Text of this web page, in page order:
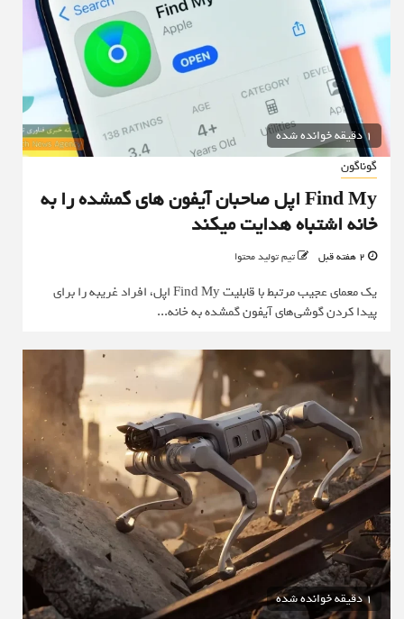
1 دقیقه خوانده شده
گوناگون
Find My اپل صاحبان آیفون های گمشده را به
خانه اشتباه هدایت میکند
تیم تولید محتوا
یک معمای عجیب مرتبط با قابلیت Find My اپل، افراد غریبه را برای
پیدا کردن گوشی‌های آیفون گمشده به خانه...
1 دقیقه خوانده شده